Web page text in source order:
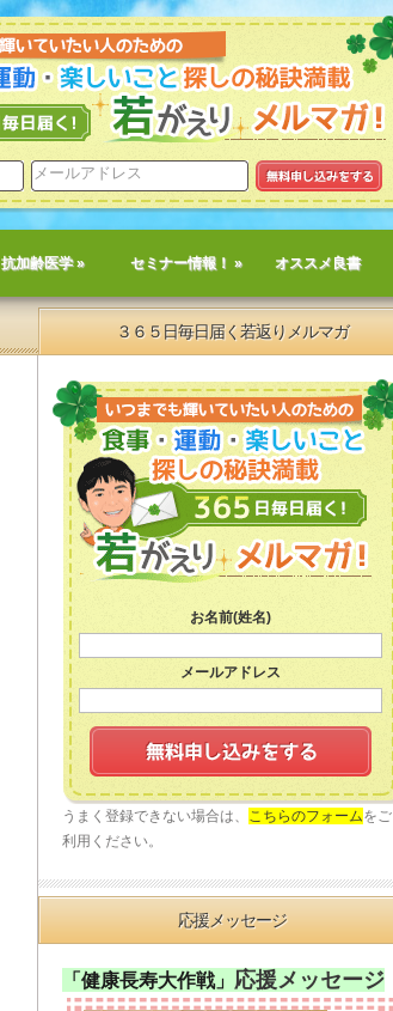
抗加齢医学» セミナー情報！ » オススメ良書
３６５日毎日届く若返りメルマガ
お名前(姓名)
メールアドレス
うまく登録できない場合は、 こちらのフォームをご
利用ください。
応援メッセージ
「健康長寿大作戦」 応援メッセージ